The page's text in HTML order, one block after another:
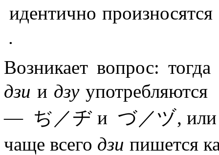
идентично
.
Возникает вопрос:
дзи и дзу
— ぢ／ヂ и づ／ヅ, или
чаще всего дзи пишется